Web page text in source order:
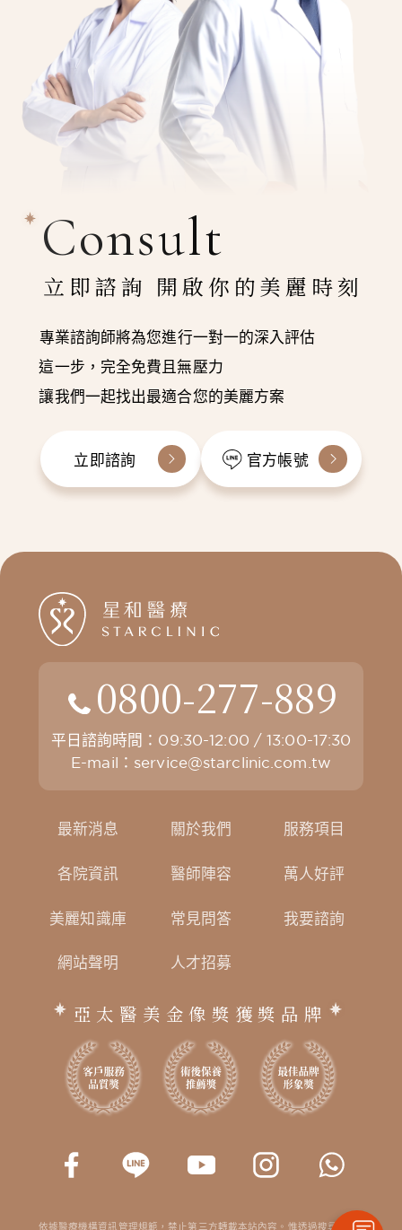
Consult
立即諮詢 開啟你的美麗時刻
專業諮詢師將為您進行一對一的深入評估
這一步，完全免費且無壓力
讓我們一起找出最適合您的美麗方案
立即諮詢 官方帳號
0800-277-889
平日諮詢時間：09:30-12:00 / 13:00-17:30
E-mail： service@starclinic.com.tw
最新消息 關於我們 服務項目
各院資訊 醫師陣容 萬人好評
美麗知識庫 常見問答 我要諮詢
網站聲明 人才招募
亞太醫美金像獎獲獎品牌
依據醫療機構資訊管理規範，禁止第三方轉載本站內容。惟透過搜尋